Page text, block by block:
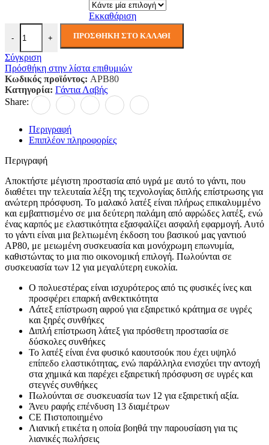
Εκκαθάριση
-
Γάντι Liquid Pro Essential Πολυσυσκευασία (Πκτ12) ποσότητα
+ ΠΡΟΣΘΉΚΗ ΣΤΟ ΚΑΛΆΘΙ
Σύγκριση
Πρόσθήκη στην λίστα επιθυμιών
Κωδικός προϊόντος: APB80
Κατηγορία: Γάντια Λαβής
Share:
Περιγραφή
Επιπλέον πληροφορίες
Περιγραφή
Αποκτήστε μέγιστη προστασία από υγρά με αυτό το γάντι, που
διαθέτει την τελευταία λέξη της τεχνολογίας διπλής επίστρωσης για
ανώτερη πρόσφυση. Το μαλακό λατέξ είναι πλήρως επικαλυμμένο
και εμβαπτισμένο σε μια δεύτερη παλάμη από αφρώδες λατέξ, ενώ
ένας καρπός με ελαστικότητα εξασφαλίζει ασφαλή εφαρμογή. Αυτό
το γάντι είναι μια βελτιωμένη έκδοση του βασικού μας γαντιού
AP80, με μειωμένη συσκευασία και μονόχρωμη επωνυμία,
καθιστώντας το μια πιο οικονομική επιλογή. Πωλούνται σε
συσκευασία των 12 για μεγαλύτερη ευκολία.
Ο πολυεστέρας είναι ισχυρότερος από τις φυσικές ίνες και
προσφέρει επαρκή ανθεκτικότητα
Λάτεξ επίστρωση αφρού για εξαιρετικό κράτημα σε υγρές
και ξηρές συνθήκες
Διπλή επίστρωση λάτεξ για πρόσθετη προστασία σε
δύσκολες συνθήκες
Το λατέξ είναι ένα φυσικό καουτσούκ που έχει υψηλό
επίπεδο ελαστικότητας, ενώ παράλληλα ενισχύει την αντοχή
στα χημικά και παρέχει εξαιρετική πρόσφυση σε υγρές και
στεγνές συνθήκες
Πωλούνται σε συσκευασία των 12 για εξαιρετική αξία.
Άνευ ραφής επένδυση 13 διαμέτρων
CE Πιστοποιημένο
Λιανική ετικέτα η οποία βοηθά την παρουσίαση για τις
λιανικές πωλήσεις